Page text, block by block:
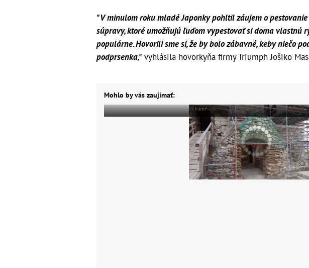
"V minulom roku mladé Japonky pohltil záujem o
súpravy, ktoré umožňujú ľuďom vypestovať si doma vlastnú
populárne. Hovorili sme si, že by bolo zábavné, keby niečo
podprsenka," vyhlásila hovorkyňa firmy Triumph Jošiko
Mohlo by vás zaujímať: